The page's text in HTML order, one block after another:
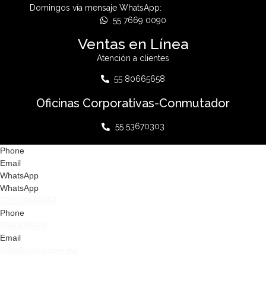
Domingos vía mensaje WhatsApp:
55 7669 0090
Ventas en Línea
Atención a clientes
55 80665658
Oficinas Corporativas-Conmutador
55 53670303
Phone
Email
WhatsApp
WhatsApp
Phone
Email